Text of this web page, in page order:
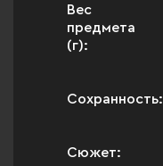
Вес
предмета
(г):
Сохранность:
Сюжет: